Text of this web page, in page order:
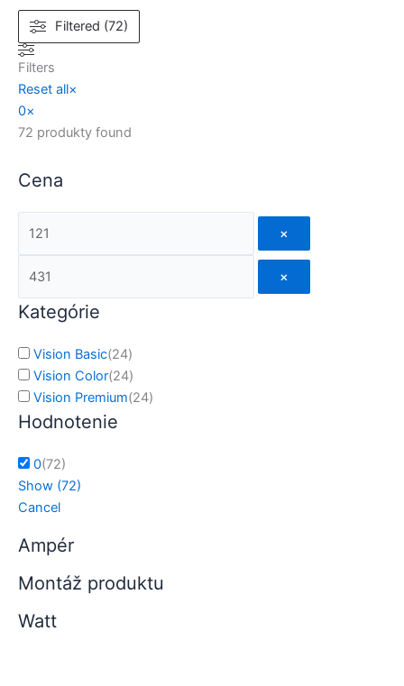
Filtered (72)
Filters
Reset all×
0×
72 produkty found
Cena
×
×
Kategórie
Vision Basic(24)
Vision Color(24)
Vision Premium(24)
Hodnotenie
0(72)
Show (72)
Cancel
Ampér
Montáž produktu
Watt